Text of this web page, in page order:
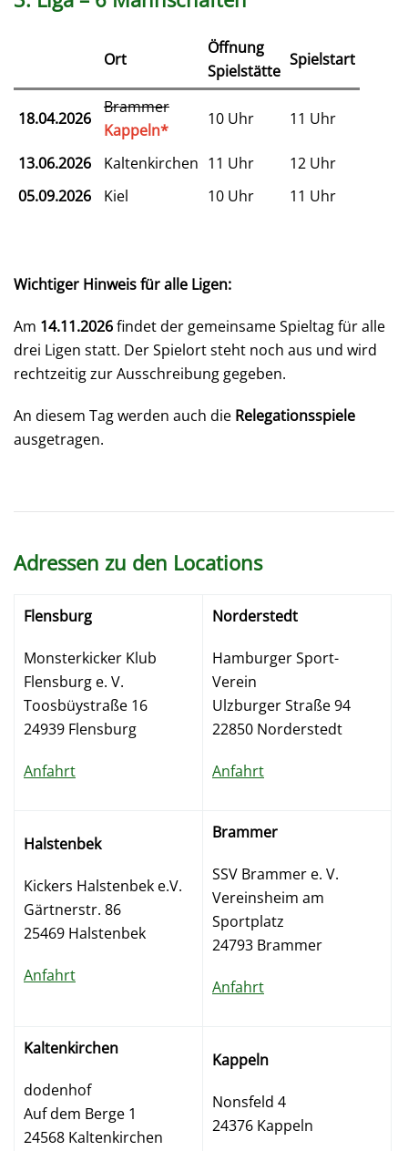
Ort
Öffnung
Spielstätte
Spielstart
18.04.2026
Brammer
Kappeln*
10 Uhr 11 Uhr
13.06.2026 Kaltenkirchen 11 Uhr
12 Uhr
05.09.2026
Kiel 10 Uhr 11 Uhr
Wichtiger Hinweis für alle Ligen:
Am 14.11.2026findet der gemeinsame Spieltag für alle
drei Ligen statt. Der Spielort steht noch aus und wird
rechtzeitig zur Ausschreibung gegeben.
An diesem Tag werden auch die Relegationsspiele
ausgetragen.
Adressen zu den Locations
Flensburg
Monsterkicker Klub
Flensburg e. V.
Toosbüystraße 16
24939 Flensburg
Anfahrt
Norderstedt
Hamburger Sport-
Verein
Ulzburger Straße 94
22850 Norderstedt
Anfahrt
Halstenbek
Kickers Halstenbek e.V.
Gärtnerstr. 86
25469 Halstenbek
Anfahrt
Brammer
SSV Brammer e. V.
Vereinsheim am
Sportplatz
24793 Brammer
Anfahrt
Kaltenkirchen
dodenhof
Auf dem Berge 1
24568 Kaltenkirchen
Kappeln
Nonsfeld 4
24376 Kappeln